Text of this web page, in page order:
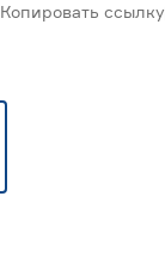
Копировать ссылку